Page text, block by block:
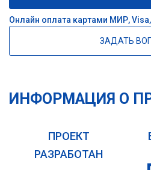
Онлайн оплата картами МИР,
ЗАДАТЬ
ИНФОРМАЦИЯ О
ПРОЕКТ
РАЗРАБОТАН